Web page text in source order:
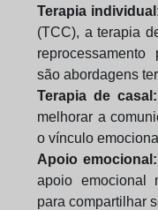
Terapia
(TCC), a terapia
são abordagens
Terapia de casal:
melhorar a
o vínculo
Apoio emocional:
apoio emocional
para compartilhar